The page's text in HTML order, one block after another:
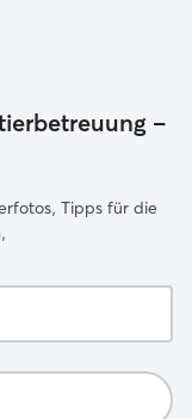
–
Tipps für die